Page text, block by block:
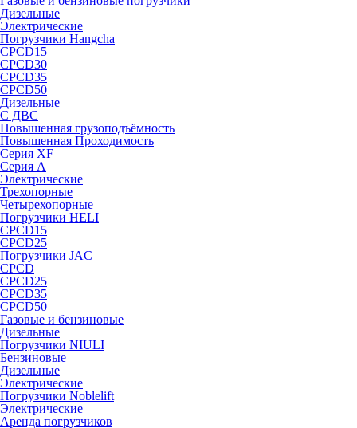
Дизельные
Электрические
Погрузчики Hangcha
CPCD15
CPCD30
CPCD35
CPCD50
Дизельные
С ДВС
Повышенная грузоподъёмность
Повышенная Проходимость
Серия XF
Серия А
Электрические
Трехопорные
Четырехопорные
Погрузчики HELI
CPCD15
CPCD25
Погрузчики JAC
CPCD
CPCD25
CPCD35
CPCD50
Газовые и бензиновые
Дизельные
Погрузчики NIULI
Бензиновые
Дизельные
Электрические
Погрузчики Noblelift
Электрические
Аренда погрузчиков